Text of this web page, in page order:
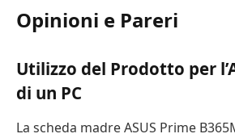
Opinioni e Pareri
Utilizzo del Prodotto per
di un PC
La scheda madre ASUS Prime